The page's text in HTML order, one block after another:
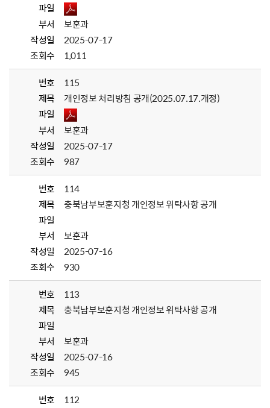
파일
부서
보훈과
작성일
2025-07-17
조회수
1,011
번호
115
제목
개인정보 처리방침 공개(2025.07.17.개정)
파일
부서
보훈과
작성일
2025-07-17
조회수
987
번호
114
제목
충북남부보훈지청 개인정보 위탁사항 공개
파일
부서
보훈과
작성일
2025-07-16
조회수
930
번호
113
제목
충북남부보훈지청 개인정보 위탁사항 공개
파일
부서
보훈과
작성일
2025-07-16
조회수
945
번호
112